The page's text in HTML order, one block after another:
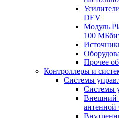
DEV
Модуль
100
Прочее
Контроллеры и
Системы
Системы
Внешний
антенной